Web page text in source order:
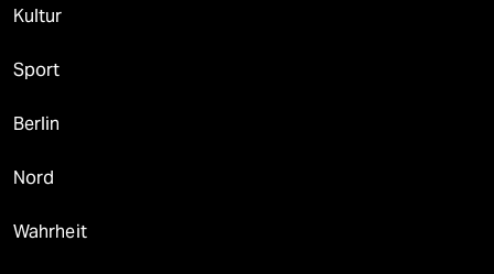
Kultur
Sport
Berlin
Nord
Wahrheit